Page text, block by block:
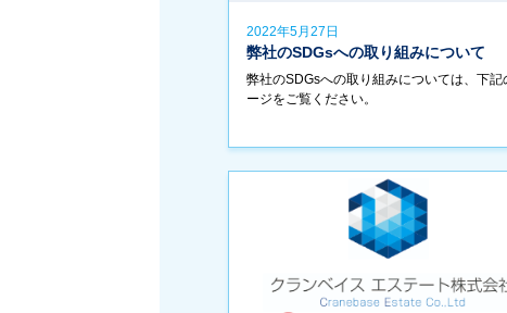
2022年5月27日
弊社のSDGsへの取り組みについて
弊社のSDGsへの取り組みについては、下記
ージをご覧ください。